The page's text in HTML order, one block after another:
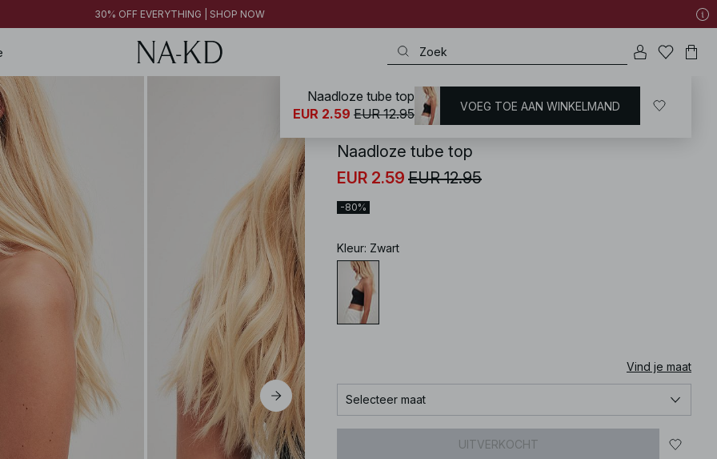
30% OFF EVERYTHING | SHOP NOW
FINAL SALE | SHOP NOW
30% OFF EVERYTHING | SHOP NOW
NA-KD / Tops / Crop Tops
Naadloze tube top
EUR 2.59 EUR 12.95
-80%
Kleur: Zwart
Vind je maat
Selecteer maat
UITVERKOCHT
Naadloze tube top
EUR 2.59 EUR 12.95 VOEG TOE AAN WINKELMAND